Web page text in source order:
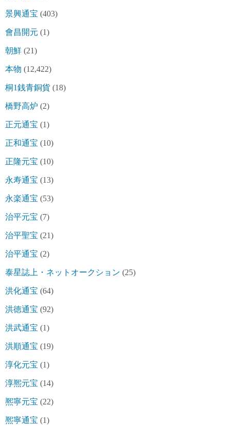
景興通宝 (403)
會昌開元 (1)
朝鮮 (21)
本物 (12,422)
桐1銭青銅貨 (18)
橋野高炉 (2)
正元通宝 (1)
正和通宝 (10)
正隆元宝 (10)
永寿通宝 (13)
永楽通宝 (53)
治平元宝 (7)
治平聖宝 (21)
治平通宝 (2)
泰星誌上・ネットオークション (25)
洪化通宝 (64)
洪徳通宝 (92)
洪武通宝 (1)
洪順通宝 (19)
淳化元宝 (1)
淳熈元宝 (14)
熈寧元宝 (22)
熈寧通宝 (1)